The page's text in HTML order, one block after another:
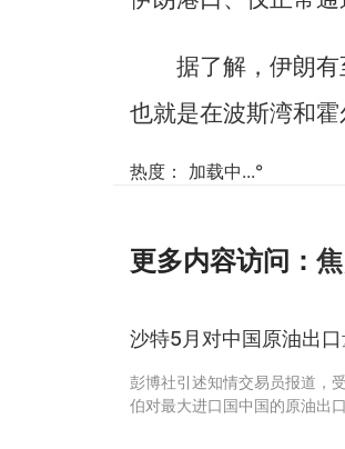
据了解，伊朗
也就是在波斯湾和霍
热度： 加载中...°
更多内容访问：
沙特5月对中国原油出
彭博社引述知情交易员报道，
伯对最大进口国中国的原油出